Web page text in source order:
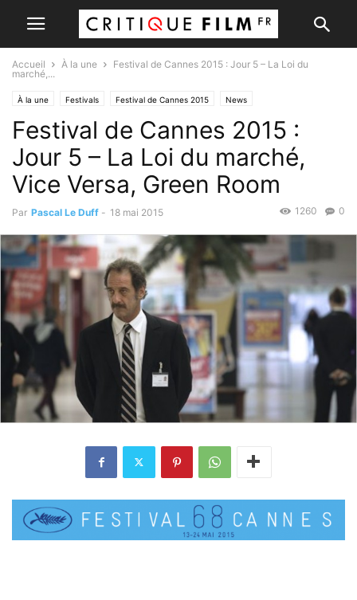
Accueil À la une
Festival de Cannes 2015 : Jour 5 – La Loi du
marché,...
À la une Festivals Festival de Cannes 2015 News
Festival de Cannes 2015 :
Jour 5 – La Loi du marché,
Vice Versa, Green Room
Par Pascal Le Duff - 18 mai 2015 0
1260